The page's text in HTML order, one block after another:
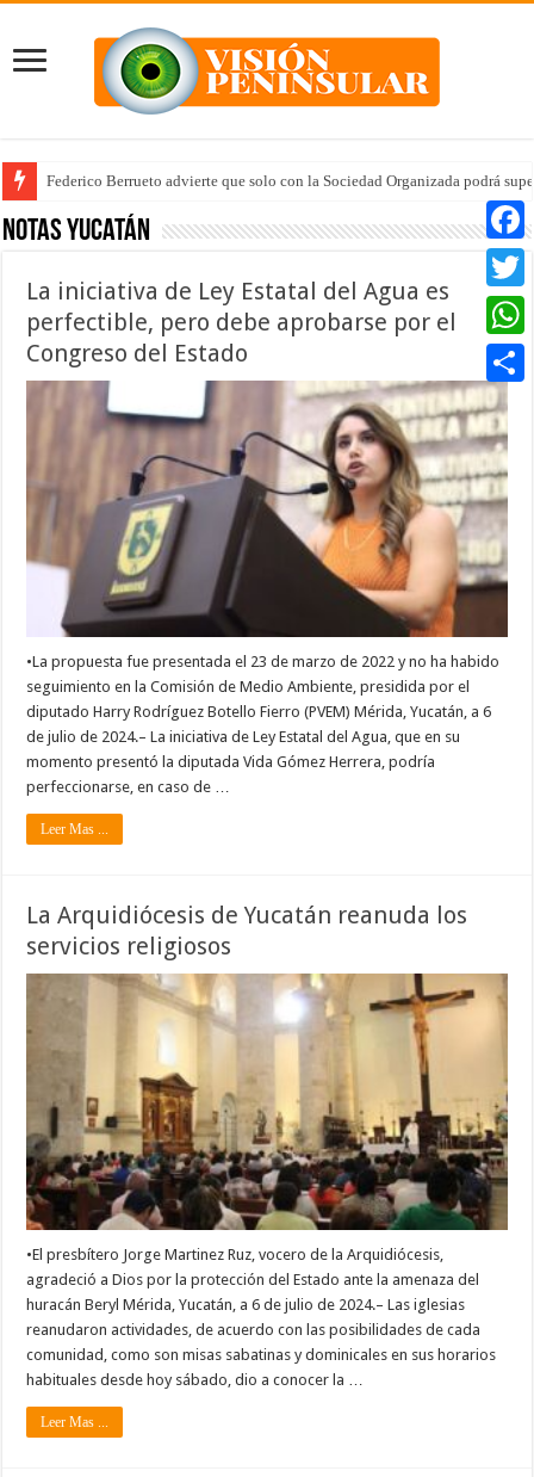
Federico Berrueto advierte que solo con la Sociedad Organizada podrá
Notas Yucatán
La iniciativa de Ley Estatal del Agua es
perfectible, pero debe aprobarse por el
Congreso del Estado
•La propuesta fue presentada el 23 de marzo de 2022 y no ha habido
seguimiento en la Comisión de Medio Ambiente, presidida por el
diputado Harry Rodríguez Botello Fierro (PVEM) Mérida, Yucatán, a 6
de julio de 2024.– La iniciativa de Ley Estatal del Agua, que en su
momento presentó la diputada Vida Gómez Herrera, podría
perfeccionarse, en caso de …
Leer Mas ...
La Arquidiócesis de Yucatán reanuda los
servicios religiosos
•El presbítero Jorge Martinez Ruz, vocero de la Arquidiócesis,
agradeció a Dios por la protección del Estado ante la amenaza del
huracán Beryl Mérida, Yucatán, a 6 de julio de 2024.– Las iglesias
reanudaron actividades, de acuerdo con las posibilidades de cada
comunidad, como son misas sabatinas y dominicales en sus horarios
habituales desde hoy sábado, dio a conocer la …
Leer Mas ...
Twitter